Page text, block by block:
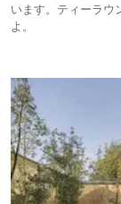
います。ティーラウ
よ。